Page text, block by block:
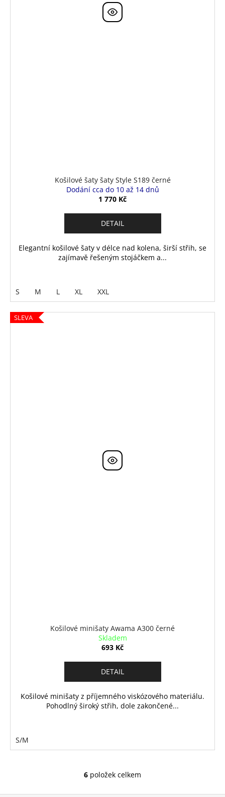
Košilové šaty šaty Style S189 černé
Dodání cca do 10 až 14 dnů
1 770 Kč
DETAIL
Elegantní košilové šaty v délce nad kolena, širší střih, se
zajímavě řešeným stojáčkem a...
S M L XL XXL
SLEVA
Košilové minišaty Awama A300 černé
Skladem
693 Kč
DETAIL
Košilové minišaty z příjemného viskózového materiálu.
Pohodlný široký střih, dole zakončené...
S/M
O
6 položek celkem